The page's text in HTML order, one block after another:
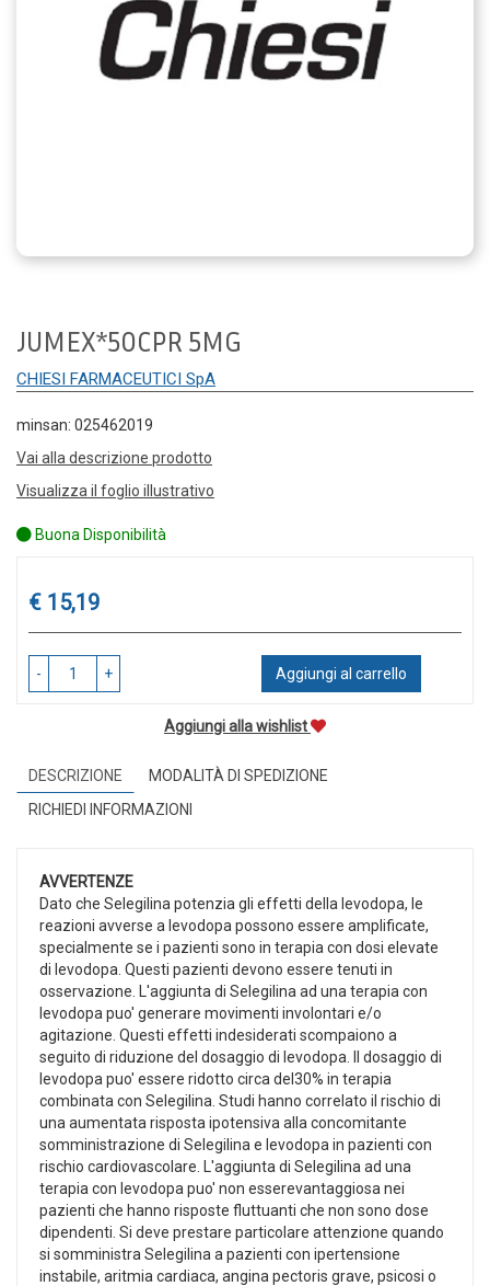
JUMEX*50CPR 5MG
CHIESI FARMACEUTICI SpA
minsan: 025462019
Vai alla descrizione prodotto
Visualizza il foglio illustrativo
Buona Disponibilità
Prezzo
€ 15,19
- + Aggiungi al carrello
Aggiungi alla wishlist
DESCRIZIONE
MODALITÀ DI SPEDIZIONE
RICHIEDI INFORMAZIONI
AVVERTENZE
Dato che Selegilina potenzia gli effetti della levodopa, le
reazioni avverse a levodopa possono essere amplificate,
specialmente se i pazienti sono in terapia con dosi elevate
di levodopa. Questi pazienti devono essere tenuti in
osservazione. L'aggiunta di Selegilina ad una terapia con
levodopa puo' generare movimenti involontari e/o
agitazione. Questi effetti indesiderati scompaiono a
seguito di riduzione del dosaggio di levodopa. Il dosaggio di
levodopa puo' essere ridotto circa del30% in terapia
combinata con Selegilina. Studi hanno correlato il rischio di
una aumentata risposta ipotensiva alla concomitante
somministrazione di Selegilina e levodopa in pazienti con
rischio cardiovascolare. L'aggiunta di Selegilina ad una
terapia con levodopa puo' non esserevantaggiosa nei
pazienti che hanno risposte fluttuanti che non sono dose
dipendenti. Si deve prestare particolare attenzione quando
si somministra Selegilina a pazienti con ipertensione
instabile, aritmia cardiaca, angina pectoris grave, psicosi o